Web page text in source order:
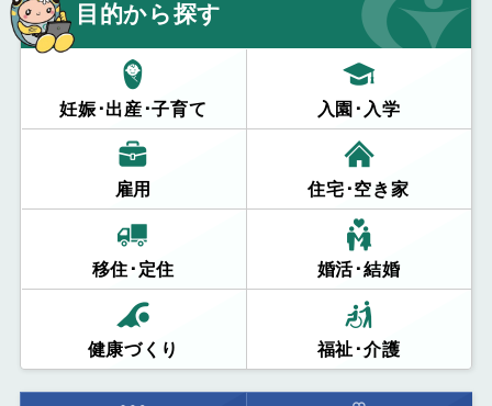
目的から探す
妊娠･出産･子育て 入園･入学
雇用 住宅･空き家
移住･定住 婚活･結婚
健康づくり 福祉･介護